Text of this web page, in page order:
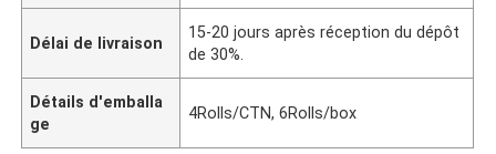
Délai de livraison
15-20 jours après réception du dépôt
de 30%.
Détails d'emballa
ge
4Rolls/CTN, 6Rolls/box